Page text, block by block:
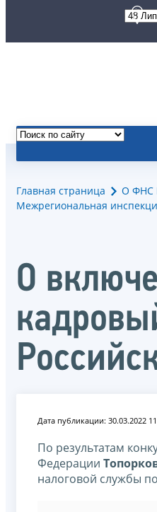
Главная страница О ФНС
Межрегиональная
О
Дата публикации: 30.03.2022
По результатам
Федерации
налоговой службы